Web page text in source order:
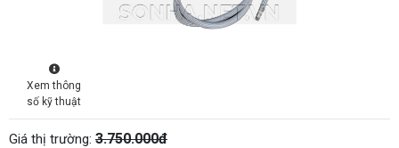
Xem thông
số kỹ thuật
Giá thị trường: 3.750.000đ